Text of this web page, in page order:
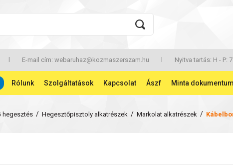
E-mail cím: webaruhaz@kozmaszerszam.hu Nyitva tartás: H - P:
Rólunk Szolgáltatások Kapcsolat Ászf Minta
hegesztés / Hegesztőpisztoly alkatrészek / Markolat alkatrészek /